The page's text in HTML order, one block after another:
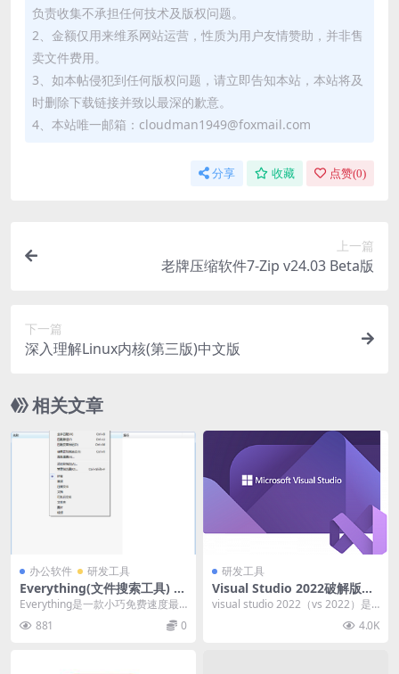
负责收集不承担任何技术及版权问题。
2、金额仅用来维系网站运营，性质为用户友情赞助，并非售
卖文件费用。
3、如本帖侵犯到任何版权问题，请立即告知本站，本站将及
时删除下载链接并致以最深的歉意。
4、本站唯一邮箱：cloudman1949@foxmail.com
分享 收藏 点赞(0)
上一篇
老牌压缩软件7-Zip v24.03 Beta版
下一篇
深入理解Linux内核(第三版)中文版
相关文章
办公软件 研发工具
Everything(文件搜索工具) v
1.5.0 Build 1372a 汉化绿色
Everything是一款小巧免费速度最
快的文件搜索工具，其速度之快令
人震惊，百...
881 0
研发工具
Visual Studio 2022破解版安
装教程，内附Visual Studio激
visual studio 2022（vs 2022）是
4.0K